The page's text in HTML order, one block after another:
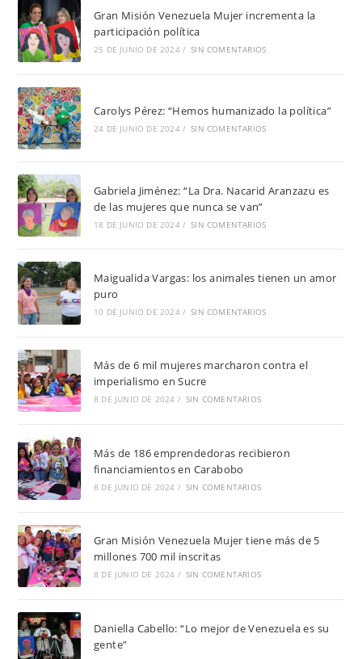
Gran Misión Venezuela Mujer incrementa la
participación política
25 DE JUNIO DE 2024 / SIN COMENTARIOS
Carolys Pérez: “Hemos humanizado la política”
24 DE JUNIO DE 2024 / SIN COMENTARIOS
Gabriela Jiménez: “La Dra. Nacarid Aranzazu es
de las mujeres que nunca se van”
18 DE JUNIO DE 2024 / SIN COMENTARIOS
Maigualida Vargas: los animales tienen un amor
puro
10 DE JUNIO DE 2024 / SIN COMENTARIOS
Más de 6 mil mujeres marcharon contra el
imperialismo en Sucre
8 DE JUNIO DE 2024 / SIN COMENTARIOS
Más de 186 emprendedoras recibieron
financiamientos en Carabobo
8 DE JUNIO DE 2024 / SIN COMENTARIOS
Gran Misión Venezuela Mujer tiene más de 5
millones 700 mil inscritas
8 DE JUNIO DE 2024 / SIN COMENTARIOS
Daniella Cabello: “Lo mejor de Venezuela es su
gente”